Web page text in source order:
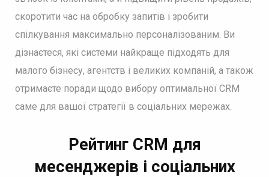
скоротити час на обробку запитів і зробити
спілкування максимально персоналізованим. Ви
дізнаєтеся, які системи найкраще підходять для
малого бізнесу, агентств і великих компаній, а також
отримаєте поради щодо вибору оптимальної CRM
саме для вашої стратегії в соціальних мережах.
Рейтинг CRM для
месенджерів і соціальних